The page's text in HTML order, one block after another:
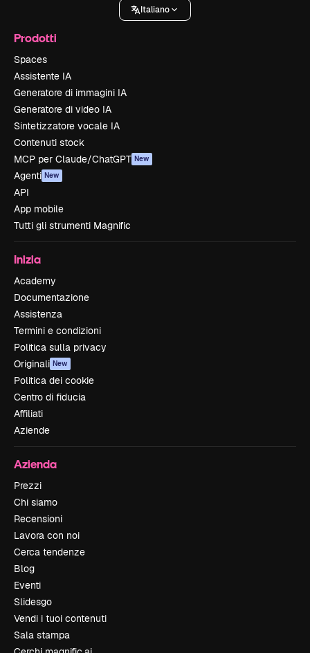
Italiano
Prodotti
Spaces
Assistente IA
Generatore di immagini IA
Generatore di video IA
Sintetizzatore vocale IA
Contenuti stock
MCP per Claude/ChatGPT New
Agenti New
API
App mobile
Tutti gli strumenti Magnific
Inizia
Academy
Documentazione
Assistenza
Termini e condizioni
Politica sulla privacy
Originali New
Politica dei cookie
Centro di fiducia
Affiliati
Aziende
Azienda
Prezzi
Chi siamo
Recensioni
Lavora con noi
Cerca tendenze
Blog
Eventi
Slidesgo
Vendi i tuoi contenuti
Sala stampa